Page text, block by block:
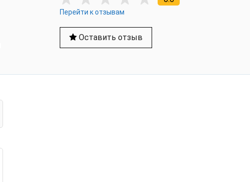
Перейти к отзывам
Оставить отзыв